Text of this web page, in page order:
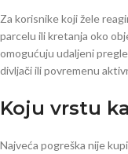
Za korisnike koji žele
parcelu ili kretanja oko
omogućuju udaljeni
divljači ili povremenu
Koju vrstu
Najveća pogreška nije